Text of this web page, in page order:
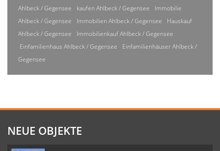
Ahlbeck / Gegensee
kaufen Ahlbeck / Gegensee
Immobilie
Ahlbeck / Gegensee
Immobilien Ahlbeck / Gegensee
Hauskauf
Ahlbeck / Gegensee
Immobilienkauf Ahlbeck / Gegensee
Einfamilienhaus Ahlbeck / Gegensee
Einfamilienhäuser Ahlbeck /
Gegensee
NEUE OBJEKTE